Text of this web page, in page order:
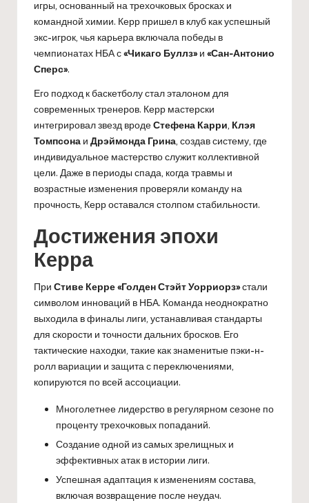
игры, основанный на трехочковых бросках и
командной химии. Керр пришел в клуб как успешный
экс-игрок, чья карьера включала победы в
чемпионатах НБА с«Чикаго Буллз»и «Сан-Антонио
Сперс».
Его подход к баскетболу стал эталоном для
современных тренеров. Керр мастерски
интегрировал звезд вродеСтефена Карри, Клэя
Томпсона и Дрэймонда Грина, создав систему, где
индивидуальное мастерство служит коллективной
цели. Даже в периоды спада, когда травмы и
возрастные изменения проверяли команду на
прочность, Керр оставался столпом стабильности.
Достижения эпохи
Керра
При Стиве Керре«Голден Стэйт Уорриорз»стали
символом инноваций в НБА. Команда неоднократно
выходила в финалы лиги, устанавливая стандарты
для скорости и точности дальних бросков. Его
тактические находки, такие как знаменитые пэки-н-
ролл вариации и защита с переключениями,
копируются по всей ассоциации.
Многолетнее лидерство в регулярном сезоне по
проценту трехочковых попаданий.
Создание одной из самых зрелищных и
эффективных атак в истории лиги.
Успешная адаптация к изменениям состава,
включая возвращение после неудач.